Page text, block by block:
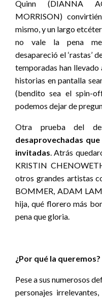
Quinn (DIANNA
MORRISON)
mismo, y un largo
no vale la pena
desapareció el ‘rastas’
temporadas han llevado
historias en pantalla
(bendito sea el spin-
podemos dejar de
Otra prueba del
desaprovechadas
invitadas. Atrás
KRISTIN
otros grandes artistas
BOMMER, ADAM
hija, qué florero más
pena que gloria.
¿Por qué la queremos?
Pese a sus numerosos
personajes